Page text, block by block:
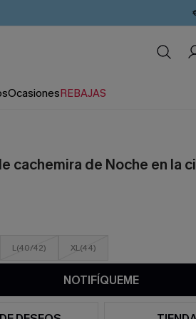
OcasionesREBAJAS
cachemira de Noche en la
L(40/42) XL(44)
NOTIFÍQUEME